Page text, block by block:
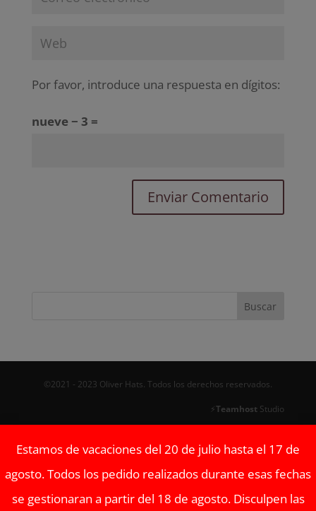
Estamos de vacaciones del 20 de julio hasta el 17 de
agosto. Todos los pedido realizados durante esas fechas
se gestionaran a partir del 18 de agosto. Disculpen las
Por favor, introduce una respuesta en dígitos:
nueve − 3 =
©2021 - 2023 Oliver Hats. Todos los derechos reservados.
⚡Teamhost Studio